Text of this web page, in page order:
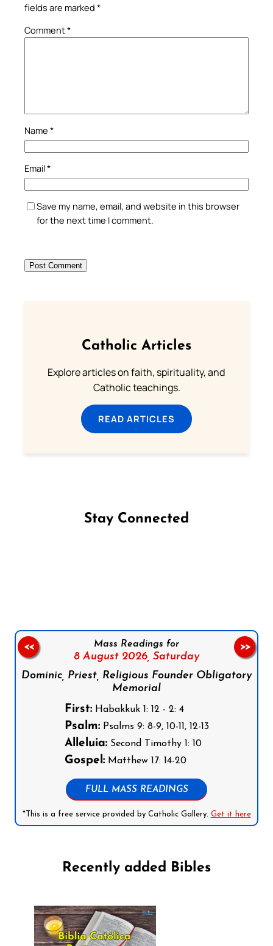
fields are marked *
Comment*
Name *
Email*
Save my name, email, and website in this browser
for the next time I comment.
Catholic Articles
Explore articles on faith, spirituality, and
Catholic teachings.
READ ARTICLES
Stay Connected
Mass Readings for
8 August 2026, Saturday
Dominic, Priest, Religious Founder Obligatory
Memorial
First:Habakkuk 1: 12 - 2: 4
Psalm:Psalms 9: 8-9, 10-11, 12-13
Alleluia:Second Timothy 1: 10
Gospel:Matthew 17: 14-20
FULL MASS READINGS
*This is a free service provided by Catholic Gallery. Get it here
<< >>
Recently added Bibles